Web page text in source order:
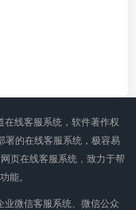
线客服系统，软件著作权
的在线客服系统，极容易
页在线客服系统，致力于帮
能。
微信客服系统、微信公众